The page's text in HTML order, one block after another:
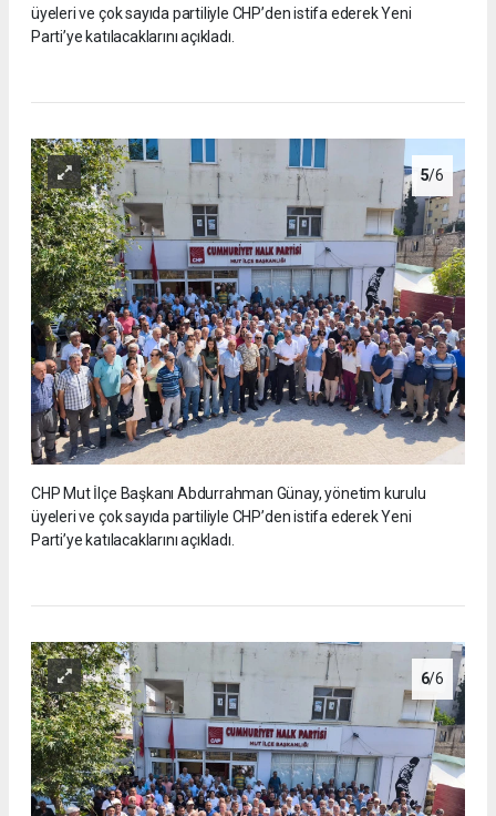
üyeleri ve çok sayıda partiliyle CHP’den istifa ederek Yeni
Parti’ye katılacaklarını açıkladı.
5/6
CHP Mut İlçe Başkanı Abdurrahman Günay, yönetim kurulu
üyeleri ve çok sayıda partiliyle CHP’den istifa ederek Yeni
Parti’ye katılacaklarını açıkladı.
6/6